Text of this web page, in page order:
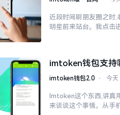
近段时间刷朋友圈之时,
明星前来站台。我点击
imtoken钱包支持
imtoken钱包2.0 ⋅ 今天
Imtoken这个东西,讲真
来谈谈这个事情。从手